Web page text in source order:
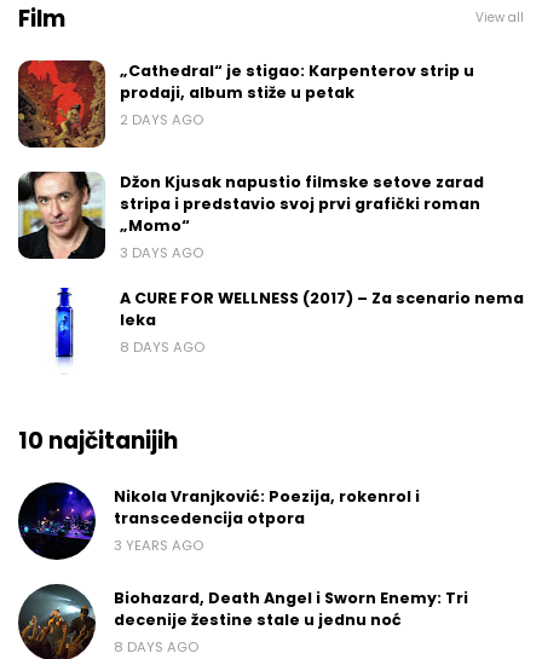
Film View all
„Cathedral“ je stigao: Karpenterov strip u
prodaji, album stiže u petak
2 DAYS AGO
Džon Kjusak napustio filmske setove zarad
stripa i predstavio svoj prvi grafički roman
„Momo“
3 DAYS AGO
A CURE FOR WELLNESS (2017) – Za scenario nema
leka
8 DAYS AGO
10 najčitanijih
Nikola Vranjković: Poezija, rokenrol i
transcedencija otpora
3 YEARS AGO
Biohazard, Death Angel i Sworn Enemy: Tri
decenije žestine stale u jednu noć
8 DAYS AGO